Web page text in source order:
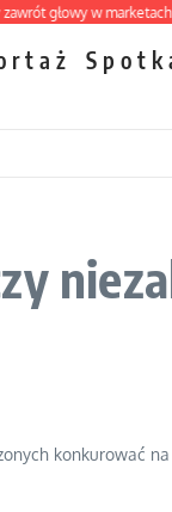
głowy w marketach
konkurować